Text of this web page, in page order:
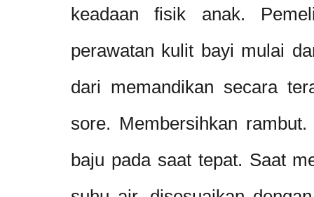
keadaan fisik anak.
perawatan kulit bayi mulai
dari memandikan secara
sore. Membersihkan
baju pada saat tepat. Saat